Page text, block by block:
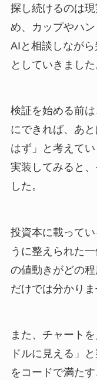
探し続けるのは
め、カップやハン
AIと相談しなが
としていきました
検証を始める前
にできれば、あ
はず」と考えて
実装してみると
した。
投資本に載って
うに整えられた
の値動きがどの
だけでは分かりま
また、チャート
ドルに見える」
をコードで満た